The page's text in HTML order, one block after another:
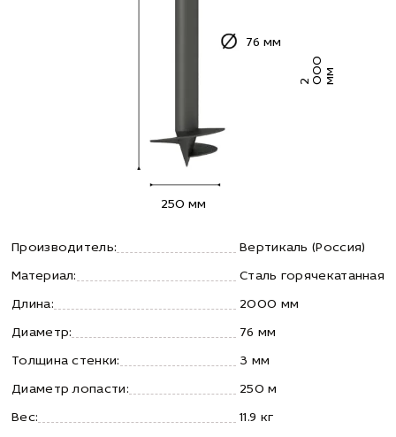
2
0 0
0
м м
250 мм
76 мм
Производитель: Вертикаль (Россия)
Материал: Сталь горячекатанная
Длина: 2000 мм
Диаметр: 76 мм
Толщина стенки: 3 мм
Диаметр лопасти: 250 м
Вес: 11.9 кг